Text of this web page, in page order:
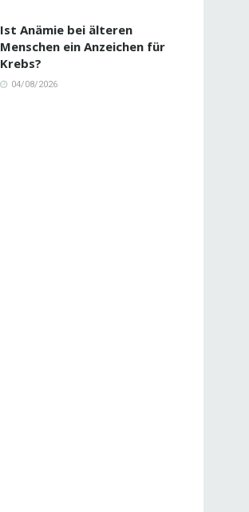
Ist Anämie bei älteren
Menschen ein Anzeichen für
Krebs?
04/08/2026